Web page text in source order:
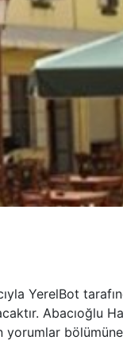
YerelBot
Abacıoğlu
yorumlar